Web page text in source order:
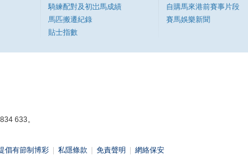
騎練配對及初岀馬成績
馬匹搬遷紀錄
貼士指數
自購馬來港前賽事片段
賽馬娛樂新聞
633。
倡有節制博彩 私隱條款 免責聲明 網絡保安